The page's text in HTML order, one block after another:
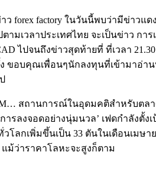
ว forex factory ในวันนี้พบว่ามีข่า
ตามเวลาประเทศไทย จะเป็นข่าว
ไปจนถึงข่าวสุดท้ายที่ ที่เวลา
ขอบคุณเพื่อนๆนักลงทุนที่เข้ามาอ่า
สถานการณ์ในอุดมคติสำหรับตลา
รลงจอดอย่างนุ่มนวล’ เฟดกำลังตั้งเ
โลกเพิ่มขึ้นเป็น 33 ตันในเดือนเม
ม้ว่าราคาโลหะจะสูงก็ตาม